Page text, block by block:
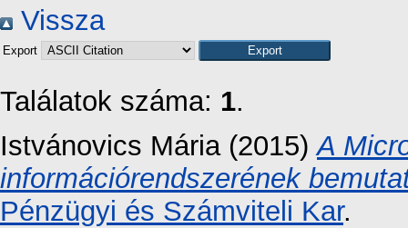
Vissza
Export
Találatok száma: 1.
Istvánovics Mária (2015)A
információrendszerének
Pénzügyi és Számviteli Kar.